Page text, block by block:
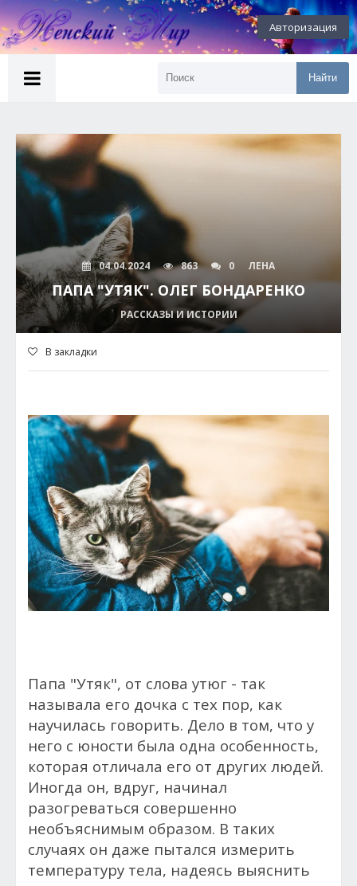
Авторизация
Найти
04.04.2024 863 0 ЛЕНА
ПАПА "УТЯК". ОЛЕГ БОНДАРЕНКО
РАССКАЗЫ И ИСТОРИИ
В закладки
Папа "Утяк", от слова утюг - так
называла его дочка с тех пор, как
научилась говорить. Дело в том, что у
него с юности была одна особенность,
которая отличала его от других людей.
Иногда он, вдруг, начинал
разогреваться совершенно
необъяснимым образом. В таких
случаях он даже пытался измерить
температуру тела, надеясь выяснить